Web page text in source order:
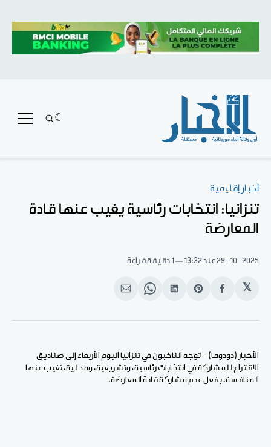
أخبار إقليمية
تنزانيا: انتخابات رئاسية يغيب عنها قادة
المعارضة
29-10-2025عند 13:32 1 دقيقة قراءة
𝕏
انشر
الفيسبوك
Share
Pinterest
انشر
لينكد
Share
WhatsApp
انشر
الإيميل
الأخبار (دودوما) – توجه الناخبون في تنزانيا اليوم الأربعاء إلى صناديق
الاقتراع للمشاركة في انتخابات رئاسية، وتشريعية، ومحلية، تغيب عنها
المنافسة، بفعل عدم مشاركة قادة المعارضة.